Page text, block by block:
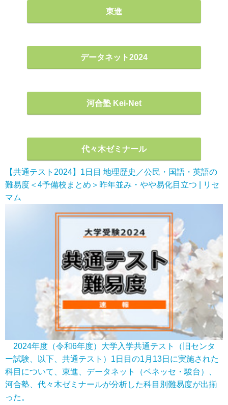
東進
データネット2024
河合塾 Kei-Net
代々木ゼミナール
【共通テスト2024】1日目 地理歴史／公民・国語・英語の
難易度＜4予備校まとめ＞昨年並み・やや易化目立つ | リセ
マム
2024年度（令和6年度）大学入学共通テスト（旧センタ
ー試験、以下、共通テスト）1日目の1月13日に実施された
科目について、東進、データネット（ベネッセ・駿台）、
河合塾、代々木ゼミナールが分析した科目別難易度が出揃
った。